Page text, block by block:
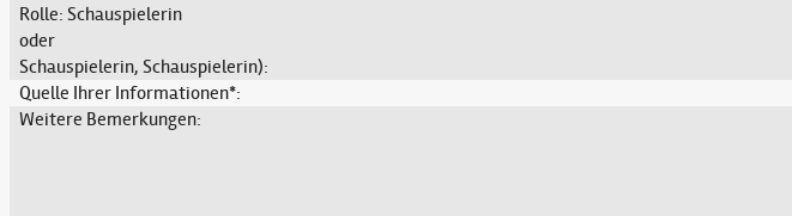
Rolle: Schauspielerin
oder
Schauspielerin, Schauspielerin):
Quelle Ihrer Informationen*:
Weitere Bemerkungen: